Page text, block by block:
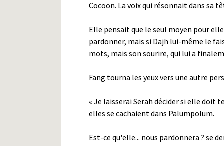
Cocoon. La voix qui résonnait dans sa
Elle pensait que le seul moyen pour
pardonner, mais si Dajh lui-même le
mots, mais son sourire, qui lui a
Fang tourna les yeux vers une autre
« Je laisserai Serah décider si elle doit
elles se cachaient dans Palumpolum.
Est-ce qu'elle... nous pardonnera ? se